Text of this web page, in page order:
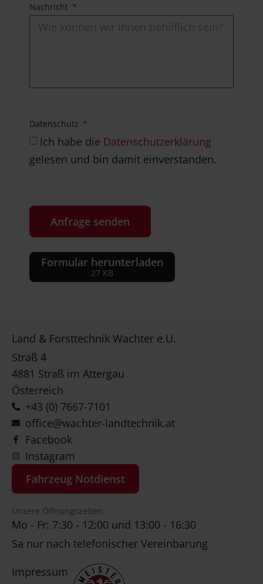
Nachricht
Datenschutz
Ich habe die Datenschutzerklärung
gelesen und bin damit einverstanden.
Anfrage senden
Formular herunterladen
27 KB
Land & Forsttechnik Wachter e.U.
Straß 4
4881 Straß im Attergau
Österreich
+43 (0) 7667-7101
office@wachter-landtechnik.at
Facebook
Instagram
Impressum
Unsere Öffnungszeiten
Mo - Fr: 7:30 - 12:00 und 13:00 - 16:30
Sa nur nach telefonischer Vereinbarung
Fahrzeug Notdienst